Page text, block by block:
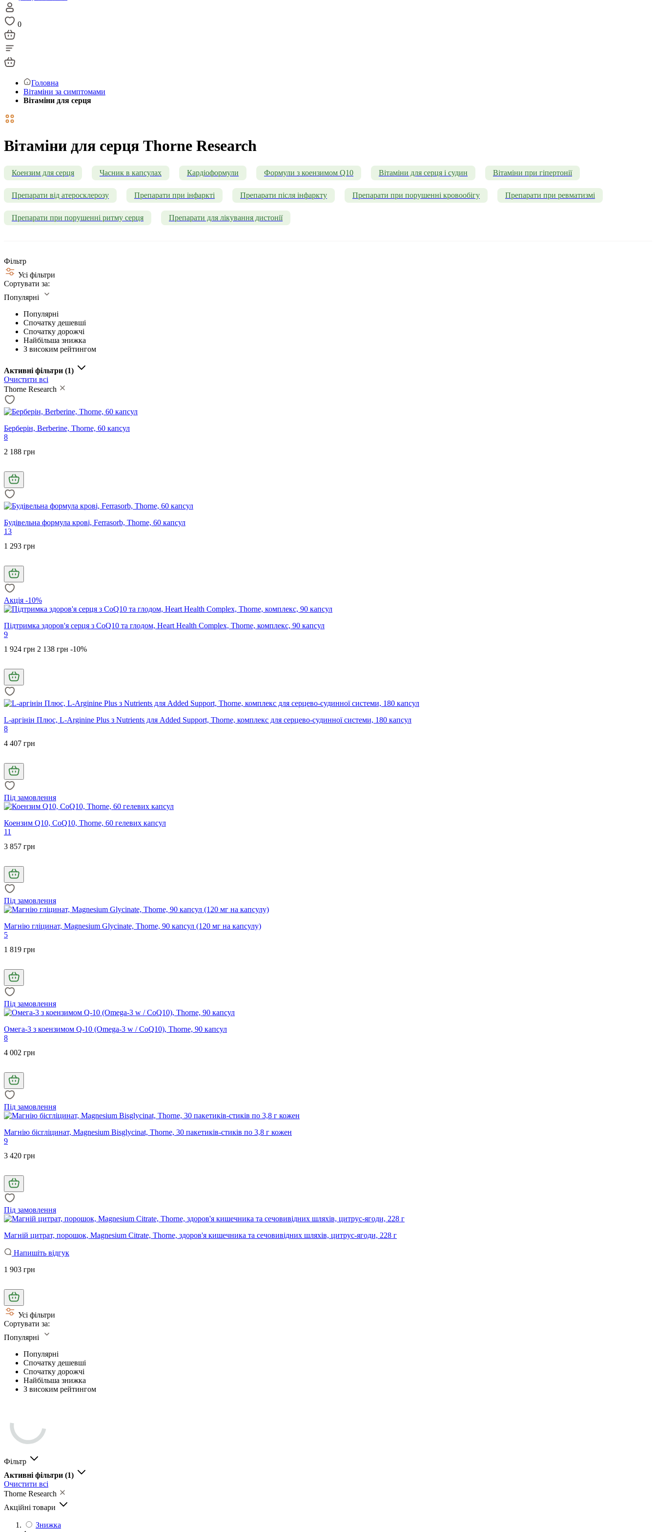
0
Головна
Вітаміни за симптомами
Вітаміни для серця
Вітаміни для серця Thorne Research
Коензим для серця Часник в капсулах Кардіоформули Формули з коензимом Q10 Вітаміни для серця і судин Вітаміни при гіпертонії
Препарати від атеросклерозу Препарати при інфаркті Препарати після інфаркту Препарати при порушенні кровообігу Препарати при ревматизмі
Препарати при порушенні ритму серця Препарати для лікування дистонії
Фільтр
Усі фільтри
Сортувати за:
Популярні
Популярні
Спочатку дешевші
Спочатку дорожчі
Найбільша знижка
З високим рейтингом
Активні фільтри (1)
Очистити всі
Thorne Research
Берберін, Berberine, Thorne, 60 капсул
8
2 188 грн
Будівельна формула крові, Ferrasorb, Thorne, 60 капсул
13
1 293 грн
Акція -10%
Підтримка здоров'я серця з CoQ10 та глодом, Heart Health Complex, Thorne, комплекс, 90 капсул
9
1 924 грн 2 138 грн -10%
L-аргінін Плюс, L-Arginine Plus з Nutrients для Added Support, Thorne, комплекс для серцево-судинної системи, 180 капсул
8
4 407 грн
Під замовлення
Коензим Q10, CoQ10, Thorne, 60 гелевих капсул
11
3 857 грн
Під замовлення
Магнію гліцинат, Magnesium Glycinate, Thorne, 90 капсул (120 мг на капсулу)
5
1 819 грн
Під замовлення
Омега-3 з коензимом Q-10 (Omega-3 w / CoQ10), Thorne, 90 капсул
8
4 002 грн
Під замовлення
Магнію бісгліцинат, Magnesium Bisglycinat, Thorne, 30 пакетиків-стиків по 3,8 г кожен
9
3 420 грн
Під замовлення
Магній цитрат, порошок, Magnesium Citrate, Thorne, здоров'я кишечника та сечовивідних шляхів, цитрус-ягоди, 228 г
Напишіть відгук
1 903 грн
Усі фільтри
Сортувати за:
Популярні
Популярні
Спочатку дешевші
Спочатку дорожчі
Найбільша знижка
З високим рейтингом
Фільтр
Активні фільтри (1)
Очистити всі
Thorne Research
Акційні товари
Знижка